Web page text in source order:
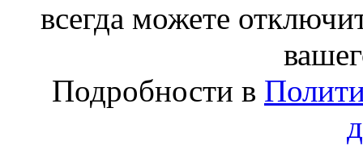
всегда можете
Подробности в